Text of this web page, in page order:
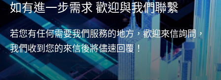
如有進一步需求 歡迎與我們聯繫
若您有任何需要我們服務的地方，歡迎來信詢問，
我們收到您的來信後將儘速回覆！